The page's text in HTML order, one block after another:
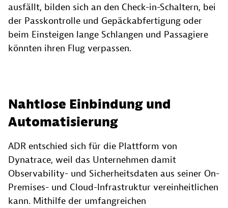
ausfällt, bilden sich an den Check-in-Schaltern, bei
der Passkontrolle und Gepäckabfertigung oder
beim Einsteigen lange Schlangen und Passagiere
könnten ihren Flug verpassen.
Nahtlose Einbindung und
Automatisierung
ADR entschied sich für die Plattform von
Dynatrace, weil das Unternehmen damit
Observability- und Sicherheitsdaten aus seiner On-
Premises- und Cloud-Infrastruktur vereinheitlichen
kann. Mithilfe der umfangreichen